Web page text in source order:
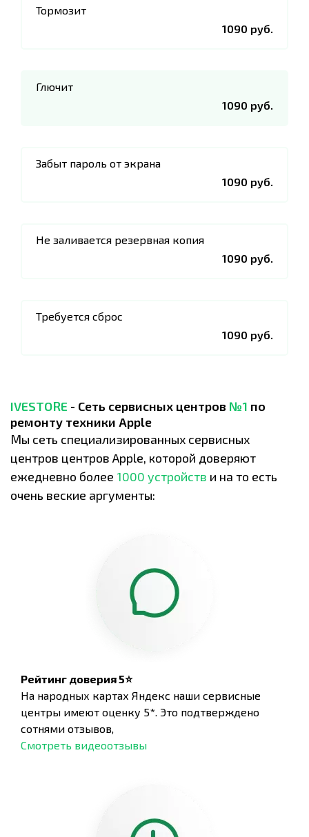
Тормозит
1090 руб.
Глючит
1090 руб.
Забыт пароль от экрана
1090 руб.
Не заливается резервная копия
1090 руб.
Требуется сброс
1090 руб.
IVESTORE - Сеть сервисных центров №1 по
ремонту техники Apple
Мы сеть специализированных сервисных
центров центров Apple, которой доверяют
ежедневно более 1000 устройств и на то есть
очень веские аргументы:
Рейтинг доверия 5⭐
На народных картах Яндекс наши сервисные
центры имеют оценку 5*. Это подтверждено
сотнями отзывов,
Смотреть видеоотзывы